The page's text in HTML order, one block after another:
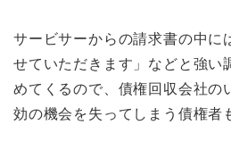
サービサーからの請求書の中に
せていただきます」などと強い
めてくるので、債権回収会社の
効の機会を失ってしまう債権者